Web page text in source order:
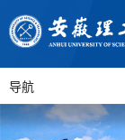
导航